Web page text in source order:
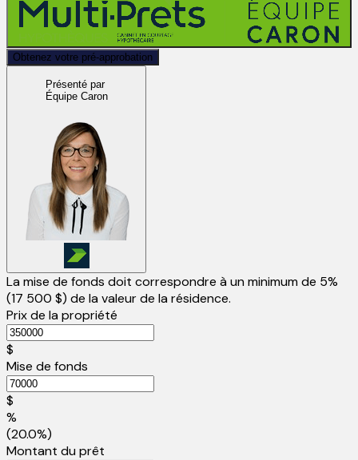
Obtenez votre pré-approbation
Présenté par
Équipe Caron
La mise de fonds doit correspondre à un minimum de 5%
(17 500 $) de la valeur de la résidence.
Prix de la propriété
$
Mise de fonds
$
%
(20.0%)
Montant du prêt